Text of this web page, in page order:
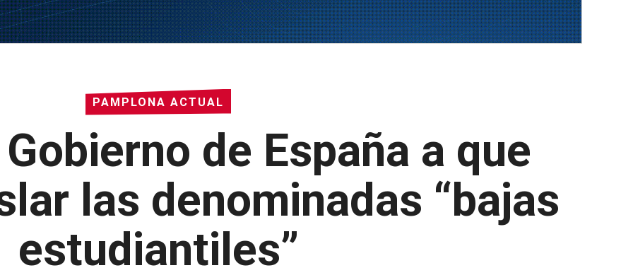
PAMPLONA ACTUAL
de España a que
las denominadas “bajas
estudiantiles”